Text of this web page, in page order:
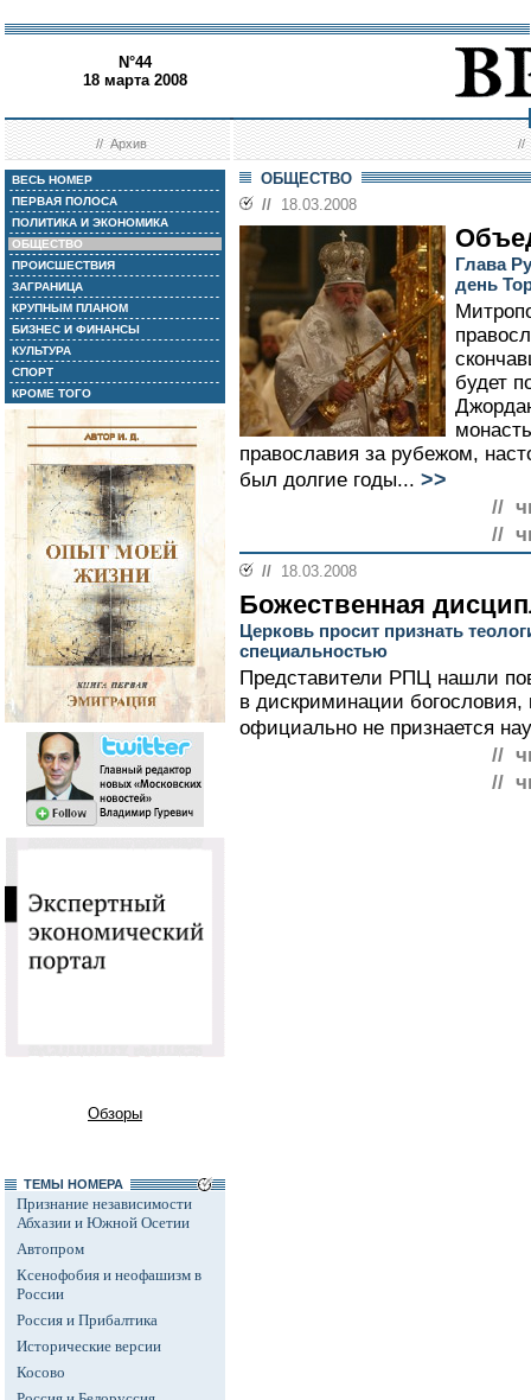
N°44
18 марта 2008
//Архив //
ВЕСЬ НОМЕР
ПЕРВАЯ ПОЛОСА
ПОЛИТИКА И ЭКОНОМИКА
ОБЩЕСТВО
ПРОИСШЕСТВИЯ
ЗАГРАНИЦА
КРУПНЫМ ПЛАНОМ
БИЗНЕС И ФИНАНСЫ
КУЛЬТУРА
СПОРТ
КРОМЕ ТОГО
Обзоры
ТЕМЫ НОМЕРА
Признание независимости
Абхазии и Южной Осетии
Автопром
Ксенофобия и неофашизм в
России
Россия и Прибалтика
Исторические версии
Косово
ОБЩЕСТВО
// 18.03.2008
Глава
день
будет
православия за рубежом,
был долгие годы... >>
//
//
// 18.03.2008
Божественная
Церковь просит признать
специальностью
Представители РПЦ нашли
в дискриминации богословия,
официально не признается
//
//